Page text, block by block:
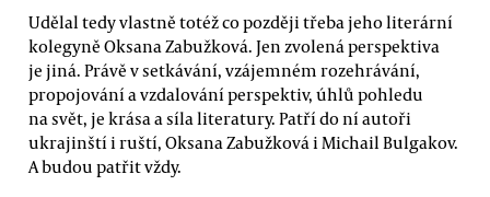
Udělal tedy vlastně totéž co později třeba jeho literární
kolegyně Oksana Zabužková. Jen zvolená perspektiva
je jiná. Právě v setkávání, vzájemném rozehrávání,
propojování a vzdalování perspektiv, úhlů pohledu
na svět, je krása a síla literatury. Patří do ní autoři
ukrajinští i ruští, Oksana Zabužková i Michail Bulgakov.
A budou patřit vždy.